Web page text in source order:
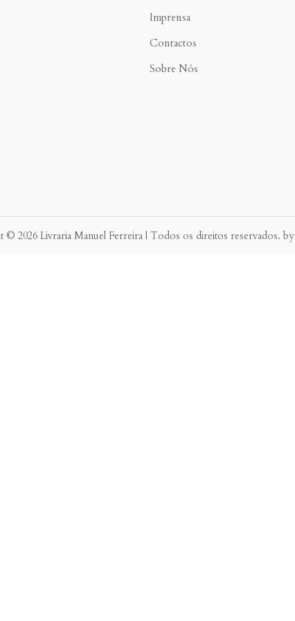
Imprensa
Contactos
Sobre Nós
© 2026 Livraria Manuel Ferreira | Todos os direitos reservados. by